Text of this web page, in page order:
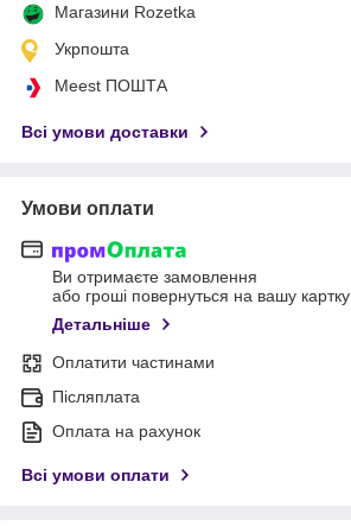
Магазини Rozetka
Укрпошта
Meest ПОШТА
Всі умови доставки
Умови оплати
Ви отримаєте замовлення
або гроші повернуться на вашу картку
Детальніше
Оплатити частинами
Післяплата
Оплата на рахунок
Всі умови оплати